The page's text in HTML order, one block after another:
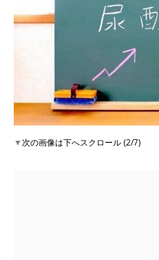
▼次の画像は下へスクロール (2/7)